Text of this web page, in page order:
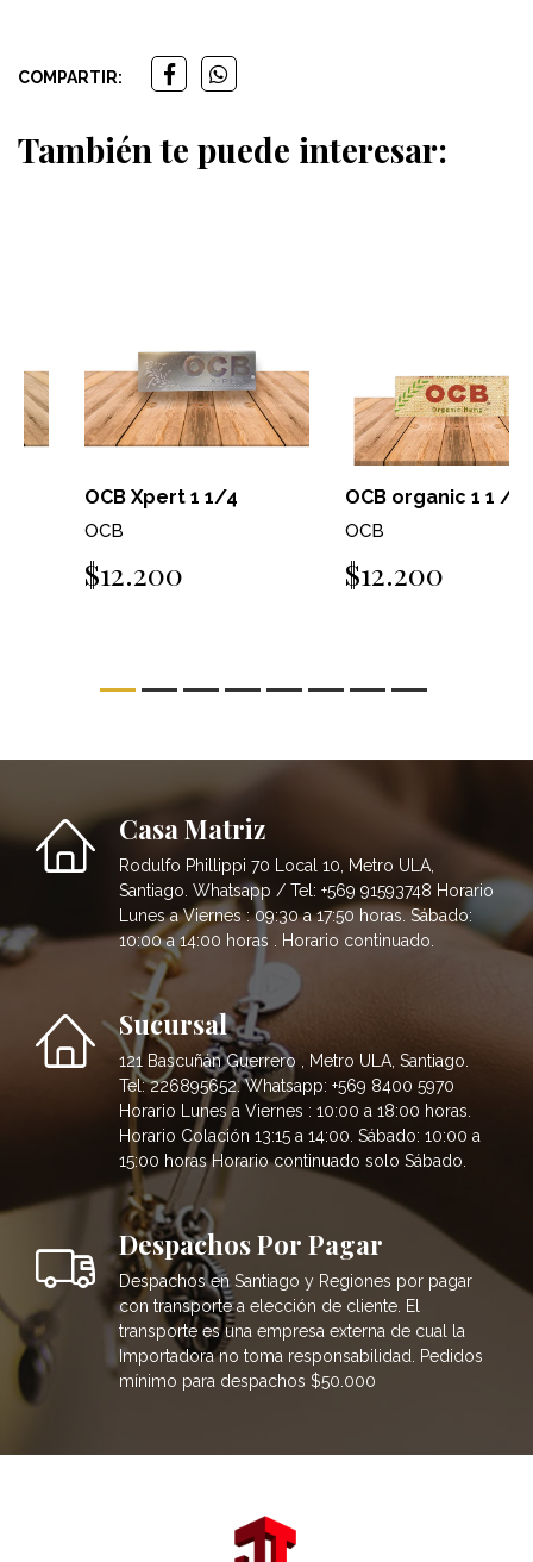
COMPARTIR:
También te puede interesar:
OCB Xpert 1 1/4
$12.200
OCB organic 1 1 /4
$12.200
Casa Matriz
Rodulfo Phillippi 70 Local 10, Metro ULA,
Santiago. Whatsapp / Tel: +569 91593748 Horario
Lunes a Viernes : 09:30 a 17:50 horas. Sábado:
10:00 a 14:00 horas . Horario continuado.
Sucursal
121 Bascuñán Guerrero , Metro ULA, Santiago.
Tel: 226895652. Whatsapp: +569 8400 5970
Horario Lunes a Viernes : 10:00 a 18:00 horas.
Horario Colación 13:15 a 14:00. Sábado: 10:00 a
15:00 horas Horario continuado solo Sábado.
Despachos Por Pagar
Despachos en Santiago y Regiones por pagar
con transporte a elección de cliente. El
transporte es una empresa externa de cual la
Importadora no toma responsabilidad. Pedidos
mínimo para despachos $50.000